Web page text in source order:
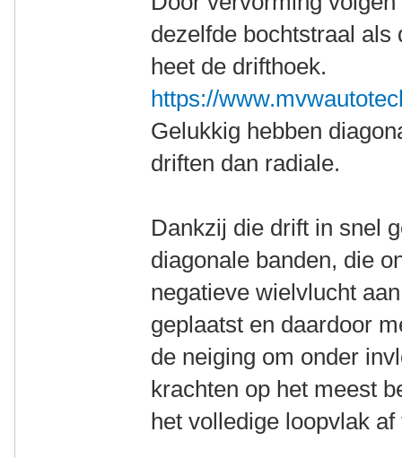
dezelfde bochtstraal als
heet de drifthoek.
https://
Gelukkig hebben
driften dan radiale.
Dankzij die drift in snel
diagonale banden, die
negatieve wielvlucht
geplaatst en daardoor
de neiging om onder
krachten op het meest
het volledige loopvlak